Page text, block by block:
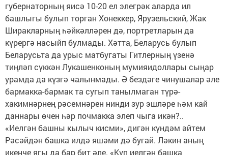
губернаторның яисә 10-20 ел элегрәк аларда ил
башлыгы булып торган Хонеккер, Ярузельский, Жак
Ширакларның һәйкәлләрен дә, портретларын да
күрергә насыйп булмады. Хәтта, Беларусь булып
Беларусьта да урыс матбугаты Гитлерның үзенә
тиңләп сүккән Лукашенконың мумия­идоллары сыңар
урамда да күзгә чалынмады. Ә бездәге чинушалар әле
бармакка-бармак та сугып танылмаган түрә-
хакимнәрнең рәсемнәрен нинди зур эшләре һәм кай
даннары өчен һәр почмакка элеп чыга икән?..
«Иелгән башны кылыч кисми», дигән күндәм әйтем
Рәсәйдән башка илдә яшәми дә бугай. Ләкин аның
икенче ягы да бар бит әле. «Күп иелгән башка